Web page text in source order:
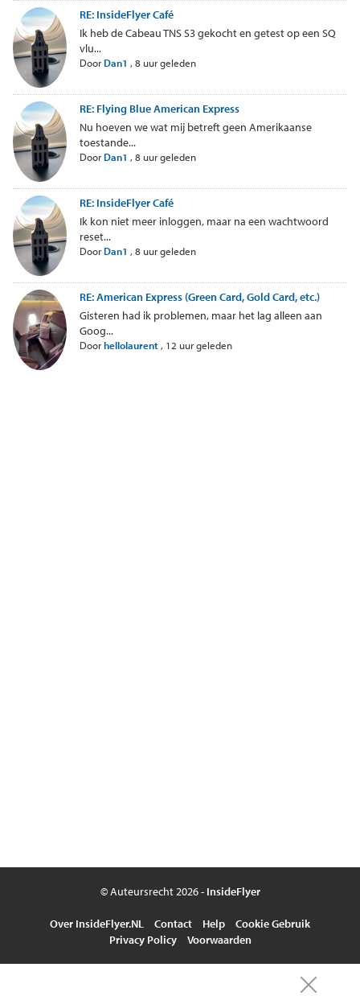
RE: InsideFlyer Café
Ik heb de Cabeau TNS S3 gekocht en getest op een SQ
vlu...
Door Dan1 ,8 uur geleden
RE: Flying Blue American Express
Nu hoeven we wat mij betreft geen Amerikaanse
toestande...
Door Dan1 ,8 uur geleden
RE: InsideFlyer Café
Ik kon niet meer inloggen, maar na een wachtwoord
reset...
Door Dan1 ,8 uur geleden
RE: American Express (Green Card, Gold Card, etc.)
Gisteren had ik problemen, maar het lag alleen aan
Goog...
Doorhellolaurent , 12 uur geleden
© Auteursrecht 2026 - InsideFlyer
Over InsideFlyer.NL Contact Help
Cookie Gebruik
Privacy Policy
Voorwaarden